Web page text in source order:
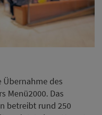
des
Menü2000. Das
betreibt rund 250